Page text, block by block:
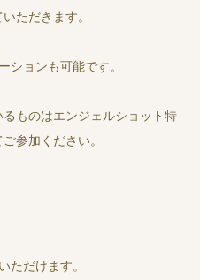
ただきます。
ションも可能です。
ものはエンジェルショット特
ご参加ください。
ただけます。